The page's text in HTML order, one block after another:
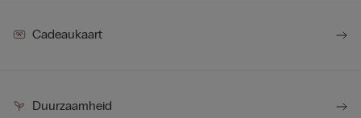
Cadeaukaart
Duurzaamheid